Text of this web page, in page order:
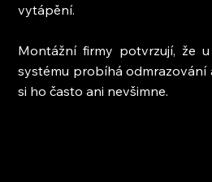
vytápění.
Montážní firmy potvrzují, že
systému probíhá odmrazování
si ho často ani nevšimne.